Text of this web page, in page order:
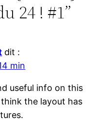
24 ! #1”
dit :
min
useful info on this
the layout has